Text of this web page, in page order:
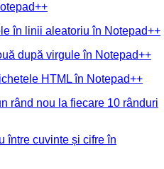
în linii aleatoriu în Notepad++
după virgule în Notepad++
HTML în Notepad++
rând nou la fiecare 10 rânduri
între cuvinte și cifre în